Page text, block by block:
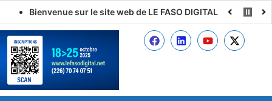
Bienvenue sur le site web de LE FASO DIGITAL